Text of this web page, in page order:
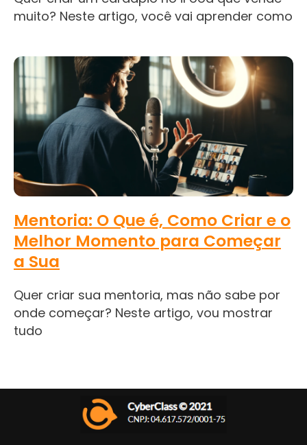
muito? Neste artigo, você vai aprender como
Mentoria: O Que é, Como Criar e o
Melhor Momento para Começar
a Sua
Quer criar sua mentoria, mas não sabe por
onde começar? Neste artigo, vou mostrar
tudo